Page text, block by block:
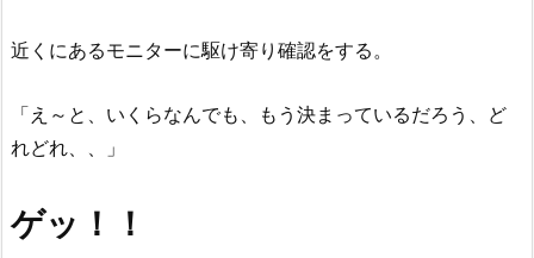
近くにあるモニターに駆け寄り確認をする。
「え～と、いくらなんでも、もう決まっているだろう、ど
れどれ、、」
ゲッ！！